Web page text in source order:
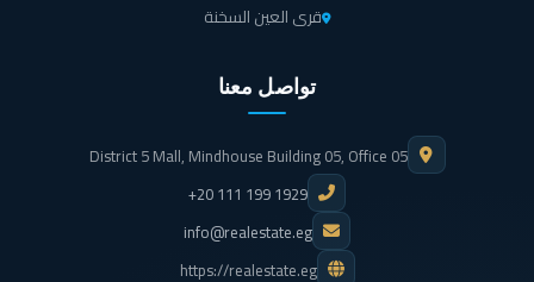
قرى العين السخنة
تواصل معنا
District 5 Mall, Mindhouse Building 05, Office 05
+20 111 199 1929
info@realestate.eg
https://realestate.eg